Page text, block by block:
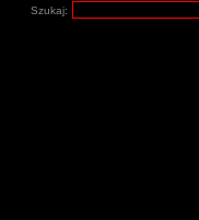
Szukaj: